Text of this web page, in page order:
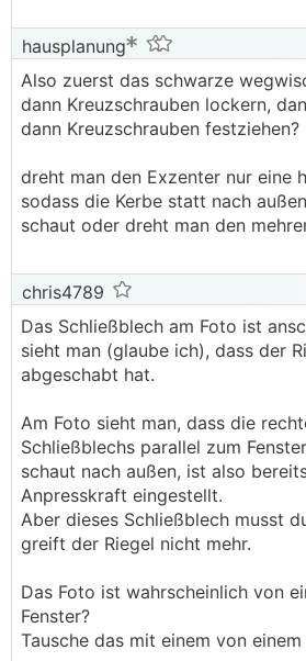
hausplanung
Also zuerst das schwarze
dann Kreuzschrauben lockern,
dann Kreuzschrauben festziehen?
dreht man den Exzenter nur eine
sodass die Kerbe statt nach
schaut oder dreht man den
chris4789
Das Schließblech am Foto ist
sieht man (glaube ich), dass der
abgeschabt hat.
Am Foto sieht man, dass die
Schließblechs parallel zum
schaut nach außen, ist also
Anpresskraft eingestellt.
Aber dieses Schließblech musst
greift der Riegel nicht mehr.
Das Foto ist wahrscheinlich von
Fenster?
Tausche das mit einem von